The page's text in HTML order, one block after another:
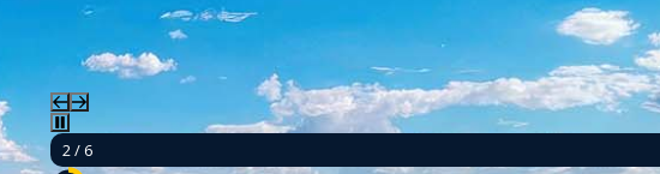
3 / 6